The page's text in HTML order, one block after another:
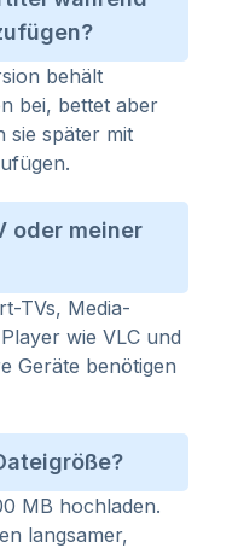
behält
bei, bettet aber
sie später mit
oder meiner
TVs, Media-
wie VLC und
Geräte benötigen
MB hochladen.
langsamer,